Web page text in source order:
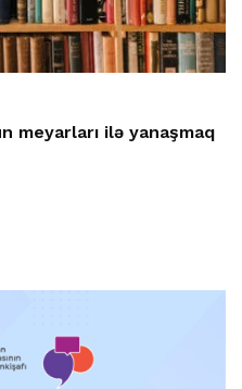
meyarları ilə yanaşmaq